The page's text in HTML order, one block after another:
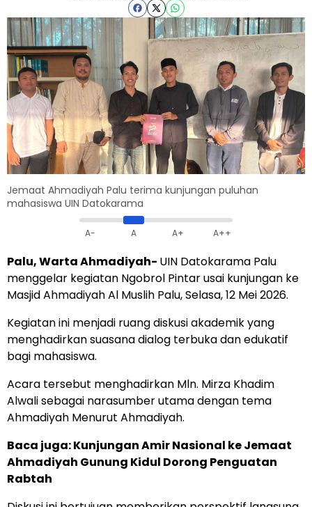
Jemaat Ahmadiyah Palu terima kunjungan puluhan
mahasiswa UIN Datokarama
A- A A+ A++
Palu, Warta Ahmadiyah- UIN Datokarama Palu
menggelar kegiatan Ngobrol Pintar usai kunjungan ke
Masjid Ahmadiyah Al Muslih Palu, Selasa, 12 Mei 2026.
Kegiatan ini menjadi ruang diskusi akademik yang
menghadirkan suasana dialog terbuka dan edukatif
bagi mahasiswa.
Acara tersebut menghadirkan Mln. Mirza Khadim
Alwali sebagai narasumber utama dengan tema
Ahmadiyah Menurut Ahmadiyah.
Baca juga:Kunjungan Amir Nasional ke Jemaat
Ahmadiyah Gunung Kidul Dorong Penguatan
Rabtah